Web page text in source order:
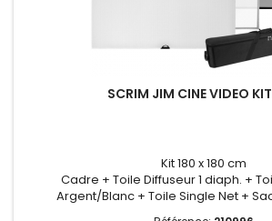
SCRIM JIM CINE VIDEO
Kit 180 x 180 cm
Cadre + Toile Diffuseur 1 diaph. +
Argent/Blanc + Toile Single Net +